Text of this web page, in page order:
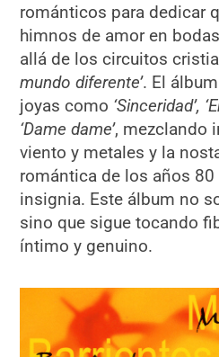
románticos para dedicar
himnos de amor en
allá de los circuitos
mundo diferente’. El
joyas como ‘Sinceridad’,
‘Dame dame’, mezclando
viento y metales y la
romántica de los años
insignia. Este álbum no
sino que sigue tocando
íntimo y genuino.